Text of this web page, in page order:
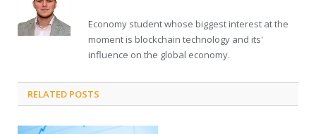
Economy student whose biggest interest at the
moment is blockchain technology and its'
influence on the global economy.
RELATED POSTS